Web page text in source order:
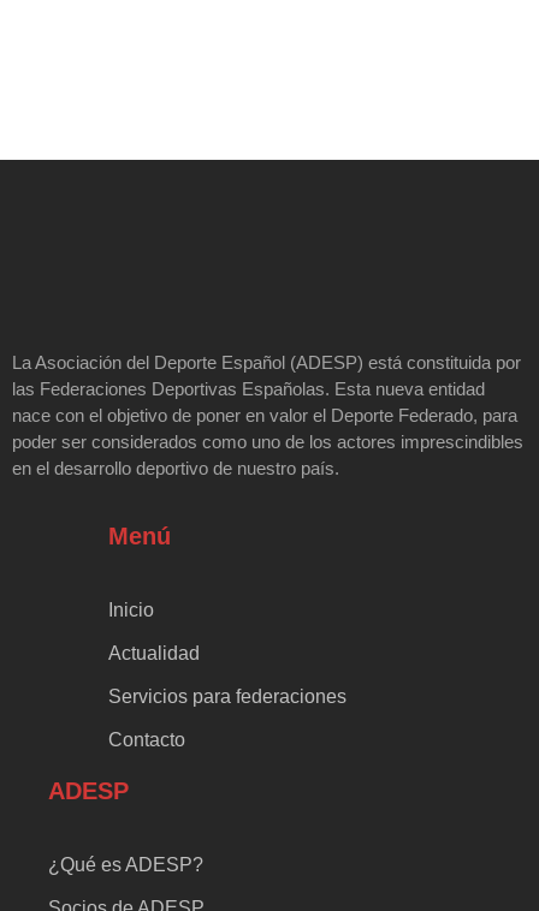
La Asociación del Deporte Español (ADESP) está constituida por
las Federaciones Deportivas Españolas. Esta nueva entidad
nace con el objetivo de poner en valor el Deporte Federado, para
poder ser considerados como uno de los actores imprescindibles
en el desarrollo deportivo de nuestro país.
Menú
Inicio
Actualidad
Servicios para federaciones
Contacto
ADESP
¿Qué es ADESP?